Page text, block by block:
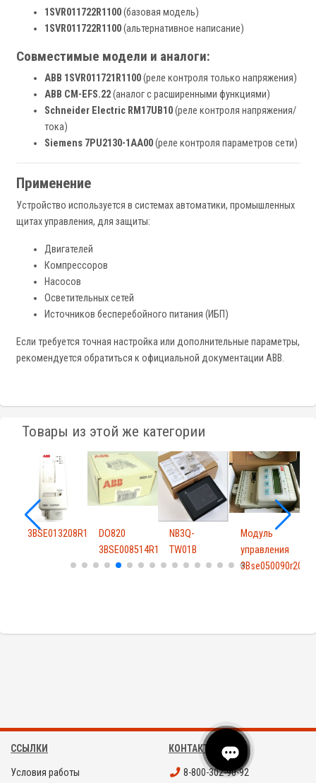
1SVR011722R1100(базовая модель)
1SVR011722R1100(альтернативное написание)
Совместимые модели и аналоги:
ABB 1SVR011721R1100(реле контроля только напряжения)
ABB CM-EFS.22(аналог с расширенными функциями)
Schneider Electric RM17UB10(реле контроля напряжения/
тока)
Siemens 7PU2130-1AA00(реле контроля параметров сети)
Применение
Устройство используется в системах автоматики, промышленных
щитах управления, для защиты:
Двигателей
Компрессоров
Насосов
Осветительных сетей
Источников бесперебойного питания (ИБП)
Если требуется точная настройка или дополнительные параметры,
рекомендуется обратиться к официальной документации ABB.
Товары из этой же категории
3BSE013208R1
DO820
3BSE008514R1
NB3Q-
TW01B
Модуль
управления
3Bse050090r20
ССЫЛКИ
Условия работы
КОНТАКТЫ
8-800-302-90-92